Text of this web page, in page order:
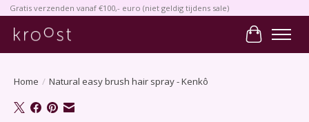
Gratis verzenden vanaf €100,- euro (niet geldig tijdens sale)
Home / Natural easy brush hair spray - Kenkô